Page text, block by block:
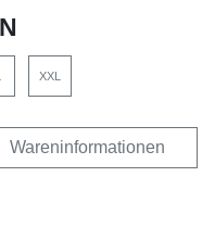
XXL
Wareninformationen